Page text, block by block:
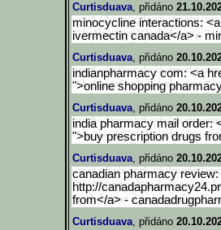
Curtisduava, přidáno
minocycline interactions:
ivermectin canada</a> -
Curtisduava, přidáno
indianpharmacy com: <a
">online shopping
Curtisduava, přidáno
india pharmacy mail order:
">buy prescription drugs
Curtisduava, přidáno
canadian pharmacy
http://
from</a> -
Curtisduava, přidáno